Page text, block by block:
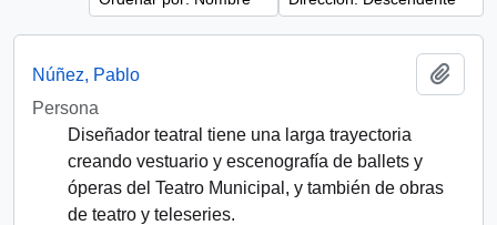
Núñez, Pablo
Persona
Diseñador teatral tiene una larga trayectoria
creando vestuario y escenografía de ballets y
óperas del Teatro Municipal, y también de obras
de teatro y teleseries.